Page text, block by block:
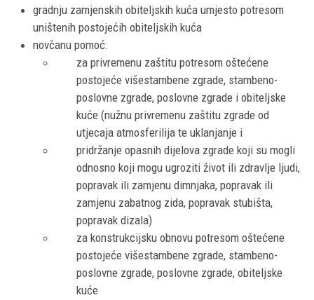
gradnju zamjenskih obiteljskih kuća umjesto potresom
uništenih postojećih obiteljskih kuća
novčanu pomoć:
za privremenu zaštitu potresom oštećene
postojeće višestambene zgrade, stambeno-
poslovne zgrade, poslovne zgrade i obiteljske
kuće (nužnu privremenu zaštitu zgrade od
utjecaja atmosferilija te uklanjanje i
pridržanje opasnih dijelova zgrade koji su mogli
odnosno koji mogu ugroziti život ili zdravlje ljudi,
popravak ili zamjenu dimnjaka, popravak ili
zamjenu zabatnog zida, popravak stubišta,
popravak dizala)
za konstrukcijsku obnovu potresom oštećene
postojeće višestambene zgrade, stambeno-
poslovne zgrade, poslovne zgrade, obiteljske
kuće